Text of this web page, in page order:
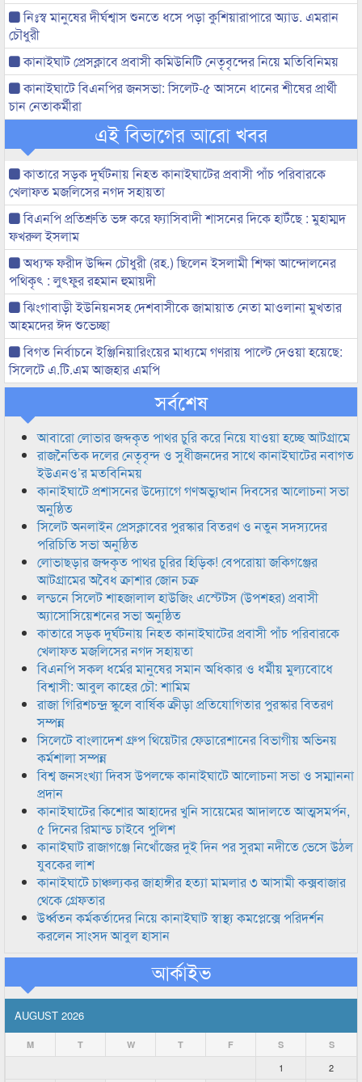
নিঃস্ব মানুষের দীর্ঘশ্বাস শুনতে ধসে পড়া কুশিয়ারাপারে অ্যাড. এমরান
চৌধুরী
কানাইঘাট প্রেসক্লাবে প্রবাসী কমিউনিটি নেতৃবৃন্দের নিয়ে মতিবিনিময়
কানাইঘাটে বিএনপির জনসভা: সিলেট-৫ আসনে ধানের শীষের প্রার্থী
চান নেতাকর্মীরা
এই বিভাগের আরো খবর
কাতারে সড়ক দুর্ঘটনায় নিহত কানাইঘাটের প্রবাসী পাঁচ পরিবারকে
খেলাফত মজলিসের নগদ সহায়তা
বিএনপি প্রতিশ্রুতি ভঙ্গ করে ফ্যাসিবাদী শাসনের দিকে হাটঁছে : মুহাম্মদ
ফখরুল ইসলাম
অধ্যক্ষ ফরীদ উদ্দিন চৌধুরী (রহ.) ছিলেন ইসলামী শিক্ষা আন্দোলনের
পথিকৃৎ : লুৎফুর রহমান হুমায়দী
ঝিংগাবাড়ী ইউনিয়নসহ দেশবাসীকে জামায়াত নেতা মাওলানা মুখতার
আহমদের ঈদ শুভেচ্ছা
বিগত নির্বাচনে ইঞ্জিনিয়ারিংয়ের মাধ্যমে গণরায় পাল্টে দেওয়া হয়েছে:
সিলেটে এ.টি.এম আজহার এমপি
সর্বশেষ
আবারো লোভার জব্দকৃত পাথর চুরি করে নিয়ে যাওয়া হচ্ছে আটগ্রামে
রাজনৈতিক দলের নেতৃবৃন্দ ও সুধীজনদের সাথে কানাইঘাটের নবাগত
ইউএনও’র মতবিনিময়
কানাইঘাটে প্রশাসনের উদ্যোগে গণঅভ্যুত্থান দিবসের আলোচনা সভা
অনুষ্ঠিত
সিলেট অনলাইন প্রেসক্লাবের পুরস্কার বিতরণ ও নতুন সদস্যদের
পরিচিতি সভা অনুষ্ঠিত
লোভাছড়ার জব্দকৃত পাথর চুরির হিড়িক! বেপরোয়া জকিগঞ্জের
আটগ্রামের অবৈধ ক্রাশার জোন চক্র
লন্ডনে সিলেট শাহজালাল হাউজিং এস্টেটস (উপশহর) প্রবাসী
অ্যাসোসিয়েশনের সভা অনুষ্ঠিত
কাতারে সড়ক দুর্ঘটনায় নিহত কানাইঘাটের প্রবাসী পাঁচ পরিবারকে
খেলাফত মজলিসের নগদ সহায়তা
বিএনপি সকল ধর্মের মানুষের সমান অধিকার ও ধর্মীয় মুল্যবোধে
বিশ্বাসী: আবুল কাহের চৌ: শামিম
রাজা গিরিশচন্দ্র স্কুলে বার্ষিক ক্রীড়া প্রতিযোগিতার পুরস্কার বিতরণ
সম্পন্ন
সিলেটে বাংলাদেশ গ্রুপ থিয়েটার ফেডারেশানের বিভাগীয় অভিনয়
কর্মশালা সম্পন্ন
বিশ্ব জনসংখ্যা দিবস উপলক্ষে কানাইঘাটে আলোচনা সভা ও সম্মাননা
প্রদান
কানাইঘাটের কিশোর আহাদের খুনি সায়েমের আদালতে আত্মসমর্পন,
৫ দিনের রিমান্ড চাইবে পুলিশ
কানাইঘাট রাজাগঞ্জে নিখোঁজের দুই দিন পর সুরমা নদীতে ভেসে উঠল
যুবকের লাশ
কানাইঘাটে চাঞ্চল্যকর জাহাঙ্গীর হত্যা মামলার ৩ আসামী কক্সবাজার
থেকে গ্রেফতার
উর্ধ্বতন কর্মকর্তাদের নিয়ে কানাইঘাট স্বাস্থ্য কমপ্লেক্সে পরিদর্শন
করলেন সাংসদ আবুল হাসান
আর্কাইভ
AUGUST 2026
M T W T F S S
1 2